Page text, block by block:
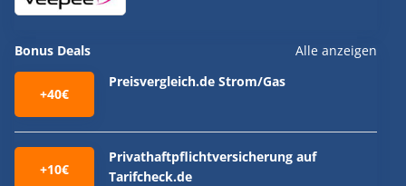
Bonus Deals Alle anzeigen
+40€
Preisvergleich.de Strom/Gas
+10€
Privathaftpflichtversicherung auf
Tarifcheck.de